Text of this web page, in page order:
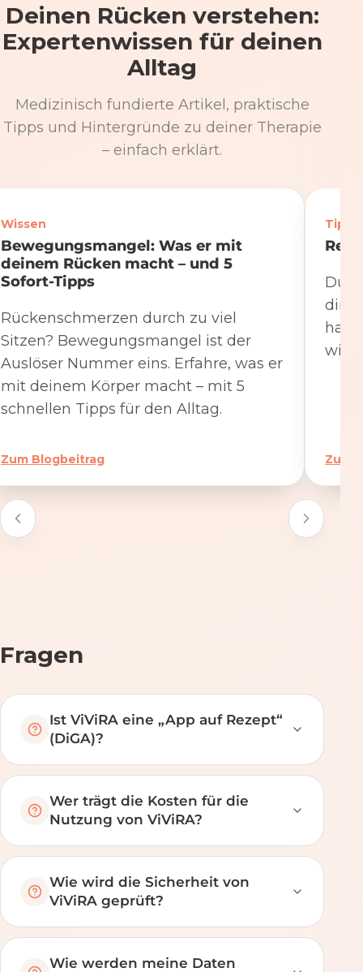
Deinen Rücken verstehen:
Expertenwissen für deinen
Alltag
Medizinisch fundierte Artikel, praktische
Tipps und Hintergründe zu deiner Therapie
– einfach erklärt.
Wissen
Bewegungsmangel: Was er mit
deinem Rücken macht – und 5
Sofort-Tipps
Rückenschmerzen durch zu viel
Sitzen? Bewegungsmangel ist der
Auslöser Nummer eins. Erfahre, was er
mit deinem Körper macht – mit 5
schnellen Tipps für den Alltag.
Zum Blogbeitrag
Tipps
Du
hat.
Zum
Fragen
Ist ViViRA eine „App auf Rezept“
(DiGA)?
Wer trägt die Kosten für die
Nutzung von ViViRA?
Wie wird die Sicherheit von
ViViRA geprüft?
Wie werden meine Daten